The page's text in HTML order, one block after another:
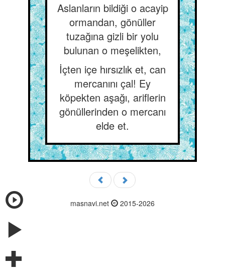
Aslanların bildiği o acayip
ormandan, gönüller
tuzağına gizli bir yolu
bulunan o meşelikten,
İçten içe hırsızlık et, can
mercanını çal! Ey
köpekten aşağı, ariflerin
gönüllerinden o mercanı
elde et.
masnavi.net 2015-2026